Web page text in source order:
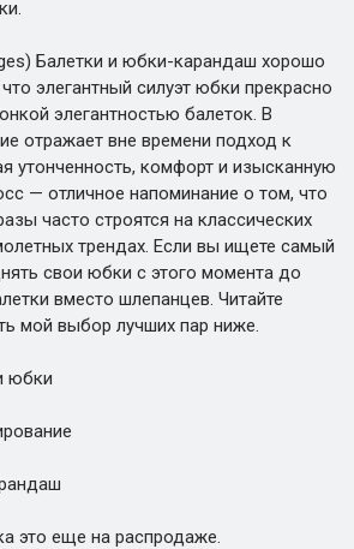
Балетки и юбки-карандаш хорошо
элегантный силуэт юбки прекрасно
элегантностью балеток. В
отражает вне времени подход к
утонченность, комфорт и изысканную
— отличное напоминание о том, что
часто строятся на классических
трендах. Если вы ищете самый
свои юбки с этого момента до
вместо шлепанцев. Читайте
мой выбор лучших пар ниже.
юбки
это еще на распродаже.